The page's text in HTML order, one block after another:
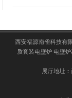
西安福源南雀科技有
质套装电壁炉 电壁
展厅地址